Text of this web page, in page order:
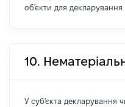
об'єкти для декларування
10.
У суб'єкта декларування